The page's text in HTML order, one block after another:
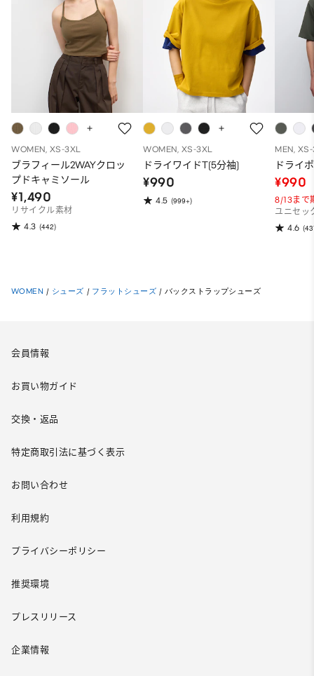
WOMEN, XS-3XL
ブラフィール2WAYクロッ
プドキャミソール
¥1,490
リサイクル素材
4.3 (442)
WOMEN, XS-3XL
ドライワイドT(5分袖)
¥990
4.5 (999+)
MEN,
ドライ
¥990
8/13まで
ユニセッ
4.6
WOMEN / シューズ / フラットシューズ / バックストラップシューズ
会員情報
お買い物ガイド
交換・返品
特定商取引法に基づく表示
お問い合わせ
利用規約
プライバシーポリシー
推奨環境
プレスリリース
企業情報